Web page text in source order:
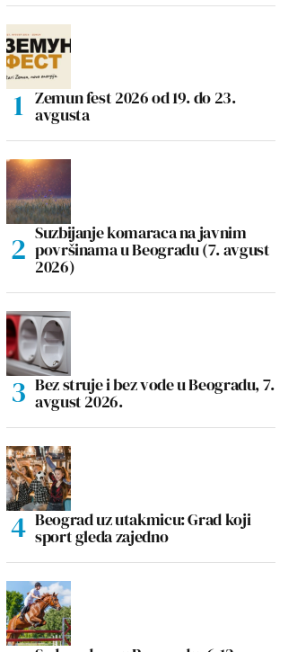
Zemun fest 2026 od 19. do 23.
avgusta
Suzbijanje komaraca na javnim
površinama u Beogradu (7. avgust
2026)
Bez struje i bez vode u Beogradu, 7.
avgust 2026.
Beograd uz utakmicu: Grad koji
sport gleda zajedno